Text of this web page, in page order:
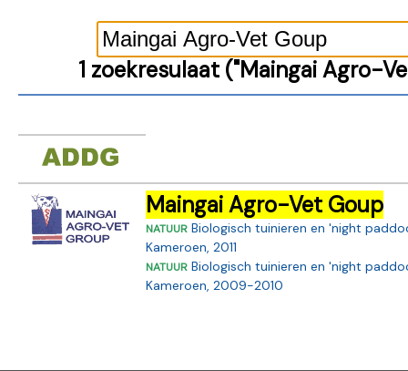
1 zoekresulaat ("Maingai Agro-
Maingai Agro-Vet Goup
NATUUR Biologisch tuinieren en 'night
Kameroen, 2011
NATUUR Biologisch tuinieren en 'night
Kameroen, 2009-2010